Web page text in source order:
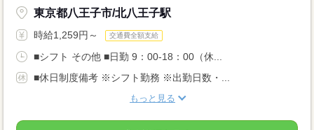
東京都八王子市/北八王子駅
時給1,259円～ 交通費全額支給
■シフト その他 ■日勤 9：00-18：00（休...
■休日制度備考 ※シフト勤務 ※出勤日数・...
もっと見る